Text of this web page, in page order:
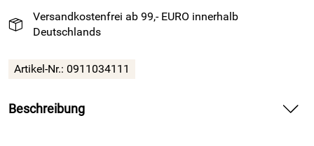
Versandkostenfrei ab 99,- EURO innerhalb
Deutschlands
Artikel-Nr.: 0911034111
Beschreibung